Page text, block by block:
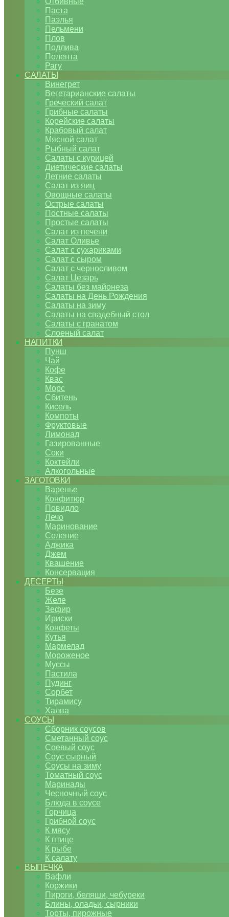
Паста
Паэлья
Пельмени
Плов
Подлива
Полента
Рагу
САЛАТЫ
Винегрет
Вегетарианские салаты
Греческий салат
Грибные салаты
Корейские салаты
Крабовый салат
Мясной салат
Рыбный салат
Салаты с курицей
Диетические салаты
Летние салаты
Салат из яиц
Овощные салаты
Острые салаты
Постные салаты
Простые салаты
Салат из печени
Салат Оливье
Салат с сухариками
Салат с сыром
Салат с черносливом
Салат Цезарь
Салаты без майонеза
Салаты на День Рождения
Салаты на зиму
Салаты на свадебный стол
Салаты с гранатом
Слоеный салат
НАПИТКИ
Пунш
Чай
Кофе
Квас
Морс
Сбитень
Кисель
Компоты
Фруктовые
Лимонад
Газированные
Соки
Коктейли
Алкогольные
ЗАГОТОВКИ
Варенье
Конфитюр
Повидло
Лечо
Маринование
Соление
Аджика
Джем
Квашение
Консервация
ДЕСЕРТЫ
Безе
Желе
Зефир
Ириски
Конфеты
Кутья
Мармелад
Мороженое
Муссы
Пастила
Пудинг
Сорбет
Тирамису
Халва
СОУСЫ
Сборник соусов
Сметанный соус
Соевый соус
Соус сырный
Соусы на зиму
Томатный соус
Маринады
Чесночный соус
Блюда в соусе
Горчица
Грибной соус
К мясу
К птице
К рыбе
К салату
ВЫПЕЧКА
Вафли
Коржики
Пироги, беляши, чебуреки
Блины, оладьи, сырники
Торты, пирожные